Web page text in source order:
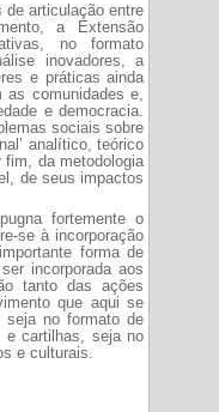
de articulação entre
a Extensão
no formato
inovadores, a
e práticas ainda
comunidades e,
e democracia.
sociais sobre
analítico, teórico
da metodologia
de seus impactos
fortemente o
se à incorporação
forma de
incorporada aos
tanto das ações
que aqui se
seja no formato de
e cartilhas, seja no
e culturais.